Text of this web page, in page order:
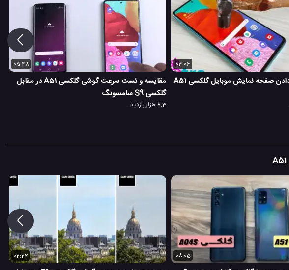
03:06
تست خراش دادن صفحه نمایش موبایل گلکسی A51
05:48
مقایسه و تست سرعت گوشی گلکسی A51 در مقابل
گلکسی S9 سامسونگ
8.3 هزار بازدید
08:05
02:22